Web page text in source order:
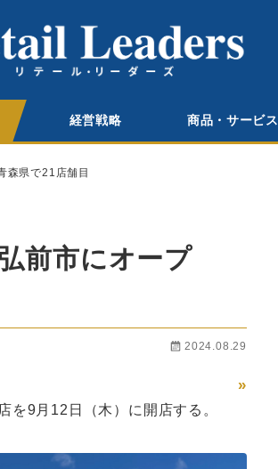
経営戦略 商品・サービス
森県で21店舗目
前市にオープ
2024.08.29
»
を9月12日（木）に開店する。